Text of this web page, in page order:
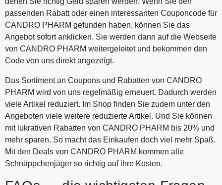
passenden Rabatt oder einen interessanten Couponcode für
CANDRO PHARM gefunden haben, können Sie das
Angebot sofort anklicken. Sie werden dann auf die Webseite
von CANDRO PHARM weitergeleitet und bekommen den
Code von uns direkt angezeigt.
Das Sortiment an Coupons und Rabatten von CANDRO
PHARM wird von uns regelmäßig erneuert. Dadurch werden
viele Artikel reduziert. Im Shop finden Sie zudem unter den
Angeboten viele weitere reduzierte Artikel. Und Sie können
mit lukrativen Rabatten von CANDRO PHARM bis 20% und
mehr sparen. So macht das Einkaufen doch viel mehr Spaß.
Mit den Deals von CANDRO PHARM kommen alle
Schnäppchenjäger so richtig auf ihre Kosten.